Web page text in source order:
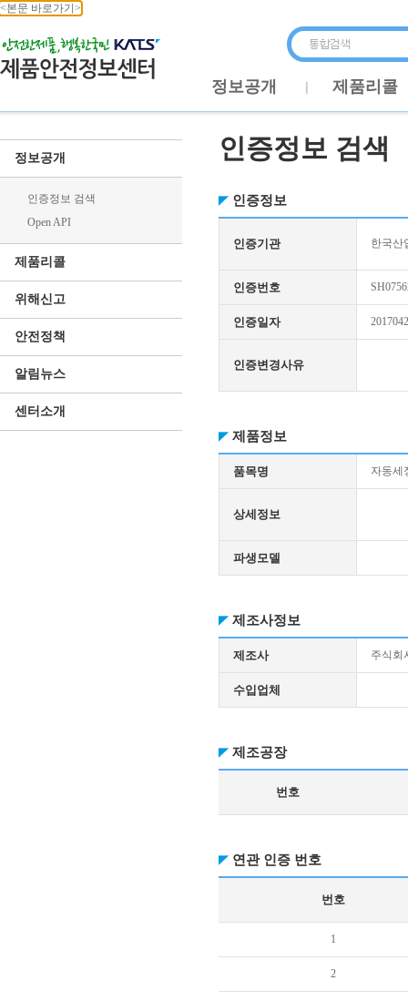
<본문 바로가기>
정보공개 제품리콜
정보공개
인증정보 검색
Open API
제품리콜
위해신고
안전정책
알림뉴스
센터소개
인증정보 검색
인증정보
인증기관 한국산
인증번호
인증일자
인증변경사유
제품정보
품목명 자동세
상세정보
파생모델
제조사정보
제조사 주식회
수입업체
제조공장
번호
연관 인증 번호
번호
1
2